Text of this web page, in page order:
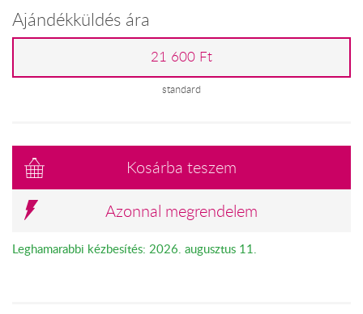
Ajándékküldés ára
21 600 Ft
standard
Kosárba teszem
Azonnal megrendelem
Leghamarabbi kézbesítés: 2026. augusztus 11.